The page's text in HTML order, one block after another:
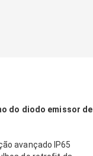
do diodo emissor de
avançado IP65